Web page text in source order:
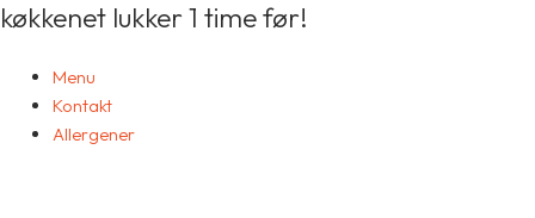
Gå
indholdet
køkkenet lukker 1 time før!
Menu
Kontakt
Allergener